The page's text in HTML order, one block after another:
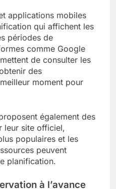
applications mobiles
qui affichent les
périodes de
comme Google
de consulter les
des
moment pour
également des
leur site officiel,
populaires et les
peuvent
planification.
à l’avance